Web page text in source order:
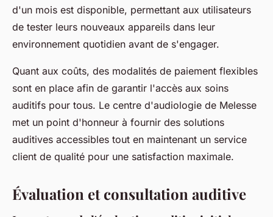
d'un mois est disponible, permettant aux utilisateurs
de tester leurs nouveaux appareils dans leur
environnement quotidien avant de s'engager.
Quant aux coûts, des modalités de paiement flexibles
sont en place afin de garantir l'accès aux soins
auditifs pour tous. Le centre d'audiologie de Melesse
met un point d'honneur à fournir des solutions
auditives accessibles tout en maintenant un service
client de qualité pour une satisfaction maximale.
Évaluation et consultation auditive